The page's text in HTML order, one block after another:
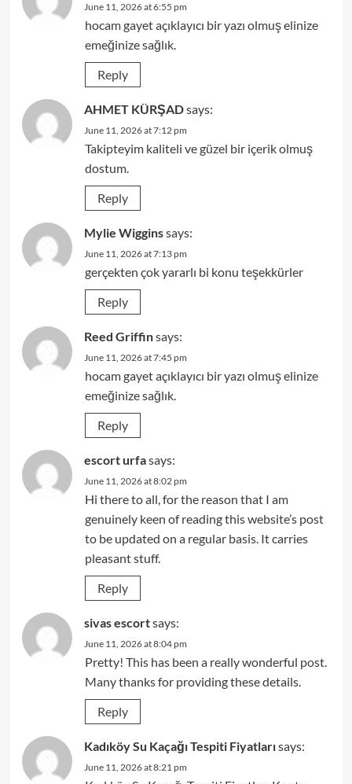
June 11, 2026 at 6:55 pm
hocam gayet açıklayıcı bir yazı olmuş elinize
emeğinize sağlık.
Reply
AHMET KÜRŞADsays:
June 11, 2026 at 7:12 pm
Takipteyim kaliteli ve güzel bir içerik olmuş
dostum.
Reply
Mylie Wigginssays:
June 11, 2026 at 7:13 pm
gerçekten çok yararlı bi konu teşekkürler
Reply
Reed Griffinsays:
June 11, 2026 at 7:45 pm
hocam gayet açıklayıcı bir yazı olmuş elinize
emeğinize sağlık.
Reply
escort urfasays:
June 11, 2026 at 8:02 pm
Hi there to all, for the reason that I am
genuinely keen of reading this website’s post
to be updated on a regular basis. It carries
pleasant stuff.
Reply
sivas escortsays:
June 11, 2026 at 8:04 pm
Pretty! This has been a really wonderful post.
Many thanks for providing these details.
Reply
Kadıköy Su Kaçağı Tespiti Fiyatlarısays:
June 11, 2026 at 8:21 pm